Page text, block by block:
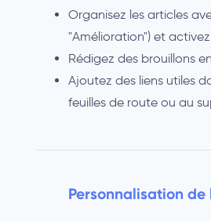
Organisez les articles
"Amélioration") et
Rédigez des brouillons
Ajoutez des liens utiles
feuilles de route ou au
Personnalisation